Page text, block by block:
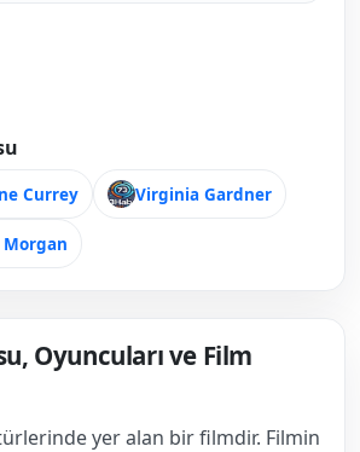
Currey Virginia Gardner
Morgan
Oyuncuları ve Film
yer alan bir filmdir. Filmin